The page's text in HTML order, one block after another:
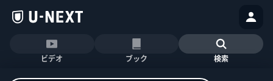
ビデオ ブック 検索